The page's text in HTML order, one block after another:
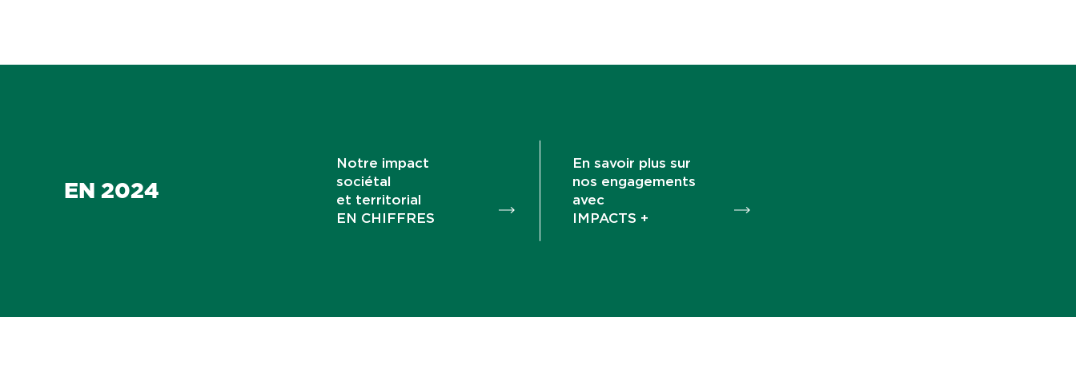
EN 2024
Notre impact
sociétal
et territorial
EN CHIFFRES
En savoir plus sur
nos engagements
avec
IMPACTS +